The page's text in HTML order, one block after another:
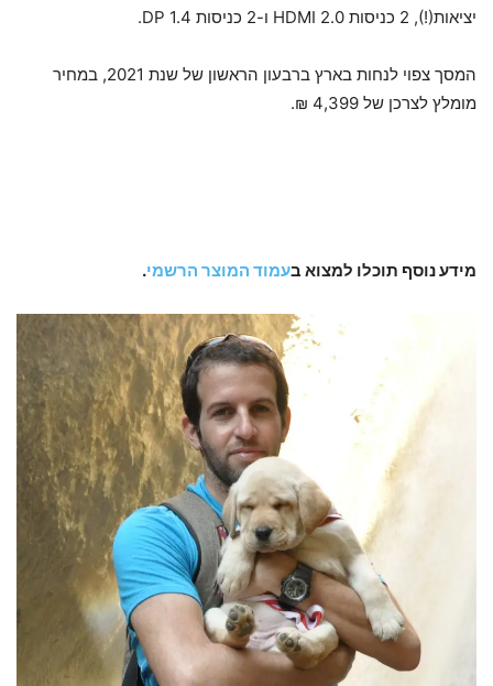
יציאות(!), 2 כניסות HDMI 2.0 ו-2 כניסות DP 1.4.
המסך צפוי לנחות בארץ ברבעון הראשון של שנת 2021, במחיר
מומלץ לצרכן של 4,399 ₪.
מידע נוסף תוכלו למצוא בעמוד המוצר הרשמי.